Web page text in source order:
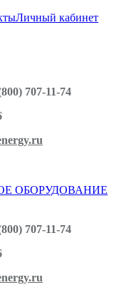
Личный кабинет
707-11-74
707-11-74